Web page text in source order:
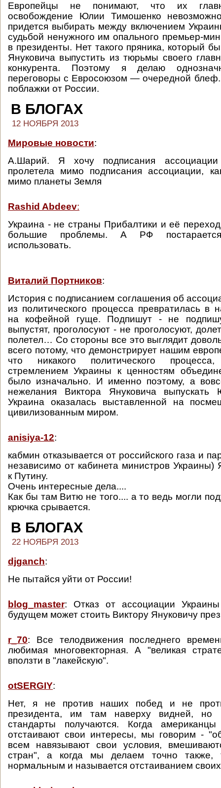
Европейцы не понимают, что их
освобождение Юлии Тимошенко
придется выбирать между включением
судьбой ненужного им опального премьер-
в президенты. Нет такого пряника, который
Януковича выпустить из тюрьмы своего
конкурента. Поэтому я делаю
переговоры с Евросоюзом — очередной
поблажки от России.
В БЛОГАХ
12 НОЯБРЯ 2013
Мировые новости:
А.Шарий. Я хочу подписания
пролетела мимо подписания ассоциации,
мимо планеты Земля
Rashid Abdeev:
Украина - не страны Прибалтики и её
большие проблемы. А РФ
использовать.
Виталий Портников:
История с подписанием соглашения об
из политического процесса превратилась в
на кофейной гуще. Подпишут - не
выпустят, проголосуют - не проголосуют,
полетел… Со стороны все это выглядит
всего потому, что демонстрирует нашим
что никакого политического
стремлением Украины к ценностям
было изначально. И именно поэтому, а
нежелания Виктора Януковича
Украина оказалась выставленной на
цивилизованным миром.
anisiya-12:
кабмин отказывается от российского газа и
независимо от кабинета министров Украины)
к Путину.
Очень интересные дела....
Как бы там Витю не того.... а то ведь могли
крючка срывается.
В БЛОГАХ
22 НОЯБРЯ 2013
djganch:
Не пытайся уйти от России!
blog_master: Отказ от ассоциации
будущем может стоить Виктору Януковичу
r_70: Все телодвижения последнего
любимая многовекторная. А "великая
вползти в "лакейскую".
otSERGIY:
Нет, я не против наших побед и не
президента, им там наверху видней, но
стандарты получаются. Когда
отстаивают свои интересы, мы говорим -
всем навязывают свои условия,
стран", а когда мы делаем точно также,
нормальным и называется отстаиванием